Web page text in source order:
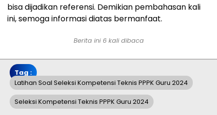
bisa dijadikan referensi. Demikian pembahasan kali
ini, semoga informasi diatas bermanfaat.
Berita ini 6 kali dibaca
Tag :
Latihan Soal Seleksi Kompetensi Teknis PPPK Guru 2024
Seleksi Kompetensi Teknis PPPK Guru 2024